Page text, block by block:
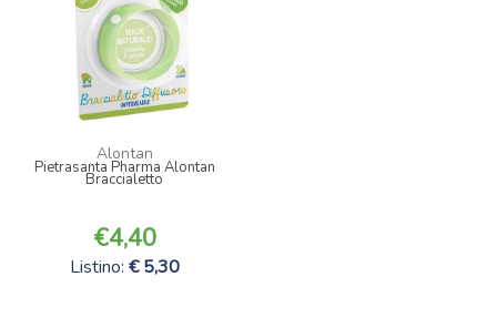
Alontan
Pietrasanta Pharma Alontan
Braccialetto
4,40
Listino: 5,30